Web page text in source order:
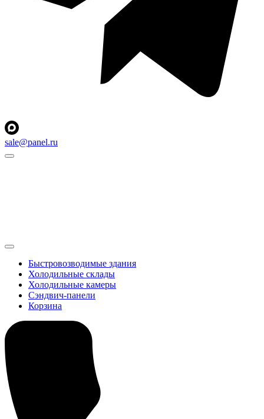
sale@panel.ru
Быстровозводимые здания
Холодильные склады
Холодильные камеры
Сэндвич-панели
Корзина